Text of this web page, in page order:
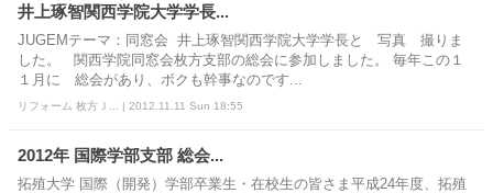
井上琢智関西学院大学学長...
JUGEMテーマ：同窓会 井上琢智関西学院大学学長と 写真 撮りま
した。 関西学院同窓会枚方支部の総会に参加しました。 毎年この１
１月に 総会があり、ボクも幹事なのです...
リフォーム 枚方Ｊ... | 2012.11.11 Sun 18:55
2012年 国際学部支部 総会...
拓殖大学 国際（開発）学部卒業生・在校生の皆さま平成24年度、拓殖